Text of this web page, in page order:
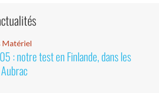
Matériel
: notre test en Finlande, dans les